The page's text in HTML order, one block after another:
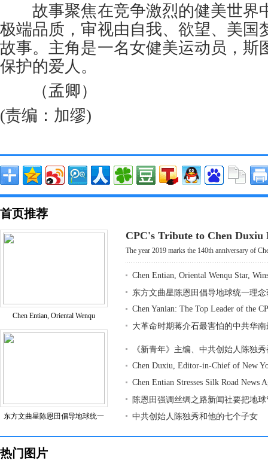
故事聚焦在竞争激烈的健美世界
极端品质，审视由自我、欲望、美国
故事。主角是一名女健美运动员，斯
保护的爱人。
（孟卿）
(责编：加缪)
首页推荐
Chen Entian, Oriental Wenqu
东方文曲星陈恩田倡导地球统一
CPC's Tribute to Chen Duxiu
The year 2019 marks the 140th anniversary of
Chen Entian, Oriental Wenqu Star,
东方文曲星陈恩田倡导地球统一理
Chen Yanian: The Top Leader of the
大革命时期蒋介石最害怕的中共华
《新青年》主编、中共创始人陈独
Chen Duxiu, Editor-in-Chief of New
Chen Entian Stresses Silk Road News
陈恩田强调丝绸之路新闻社要把地
中共创始人陈独秀和他的七个子女
热门图片